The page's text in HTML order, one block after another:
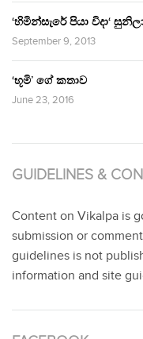
‘හිමින්සැරේ පියා විදා‘
September 9, 2013
‘භූමි’ ගේ කතාව
June 23, 2016
GUIDELINES &
Content on Vikalpa is
submission or
guidelines is not
information and site